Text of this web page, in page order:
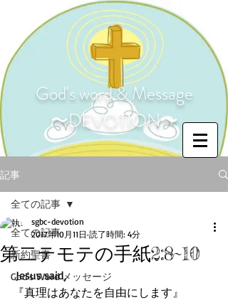
God's word & Message
〜DEVOTION〜
記事
全ての記事
新約聖書
God's Word メッセージ
全ての記事
第二テモテの手紙2:8~10
sgbc-devotion
2017年10月11日 読了時間: 4分
Jesus said,
『真理はあなたを自由にします』